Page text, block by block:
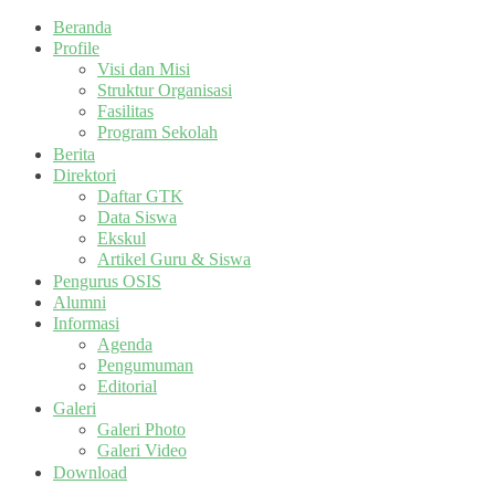
Beranda
Profile
Visi dan Misi
Struktur Organisasi
Fasilitas
Program Sekolah
Berita
Direktori
Daftar GTK
Data Siswa
Ekskul
Artikel Guru & Siswa
Pengurus OSIS
Alumni
Informasi
Agenda
Pengumuman
Editorial
Galeri
Galeri Photo
Galeri Video
Download